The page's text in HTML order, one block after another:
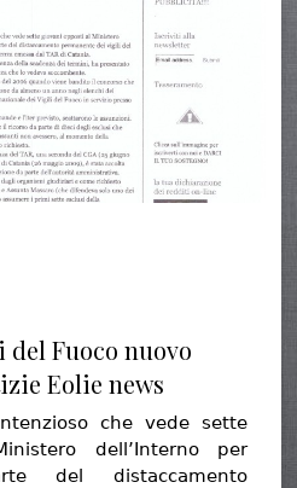
Fuoco nuovo
Eolie news
che vede sette
dell’Interno per
del distaccamento